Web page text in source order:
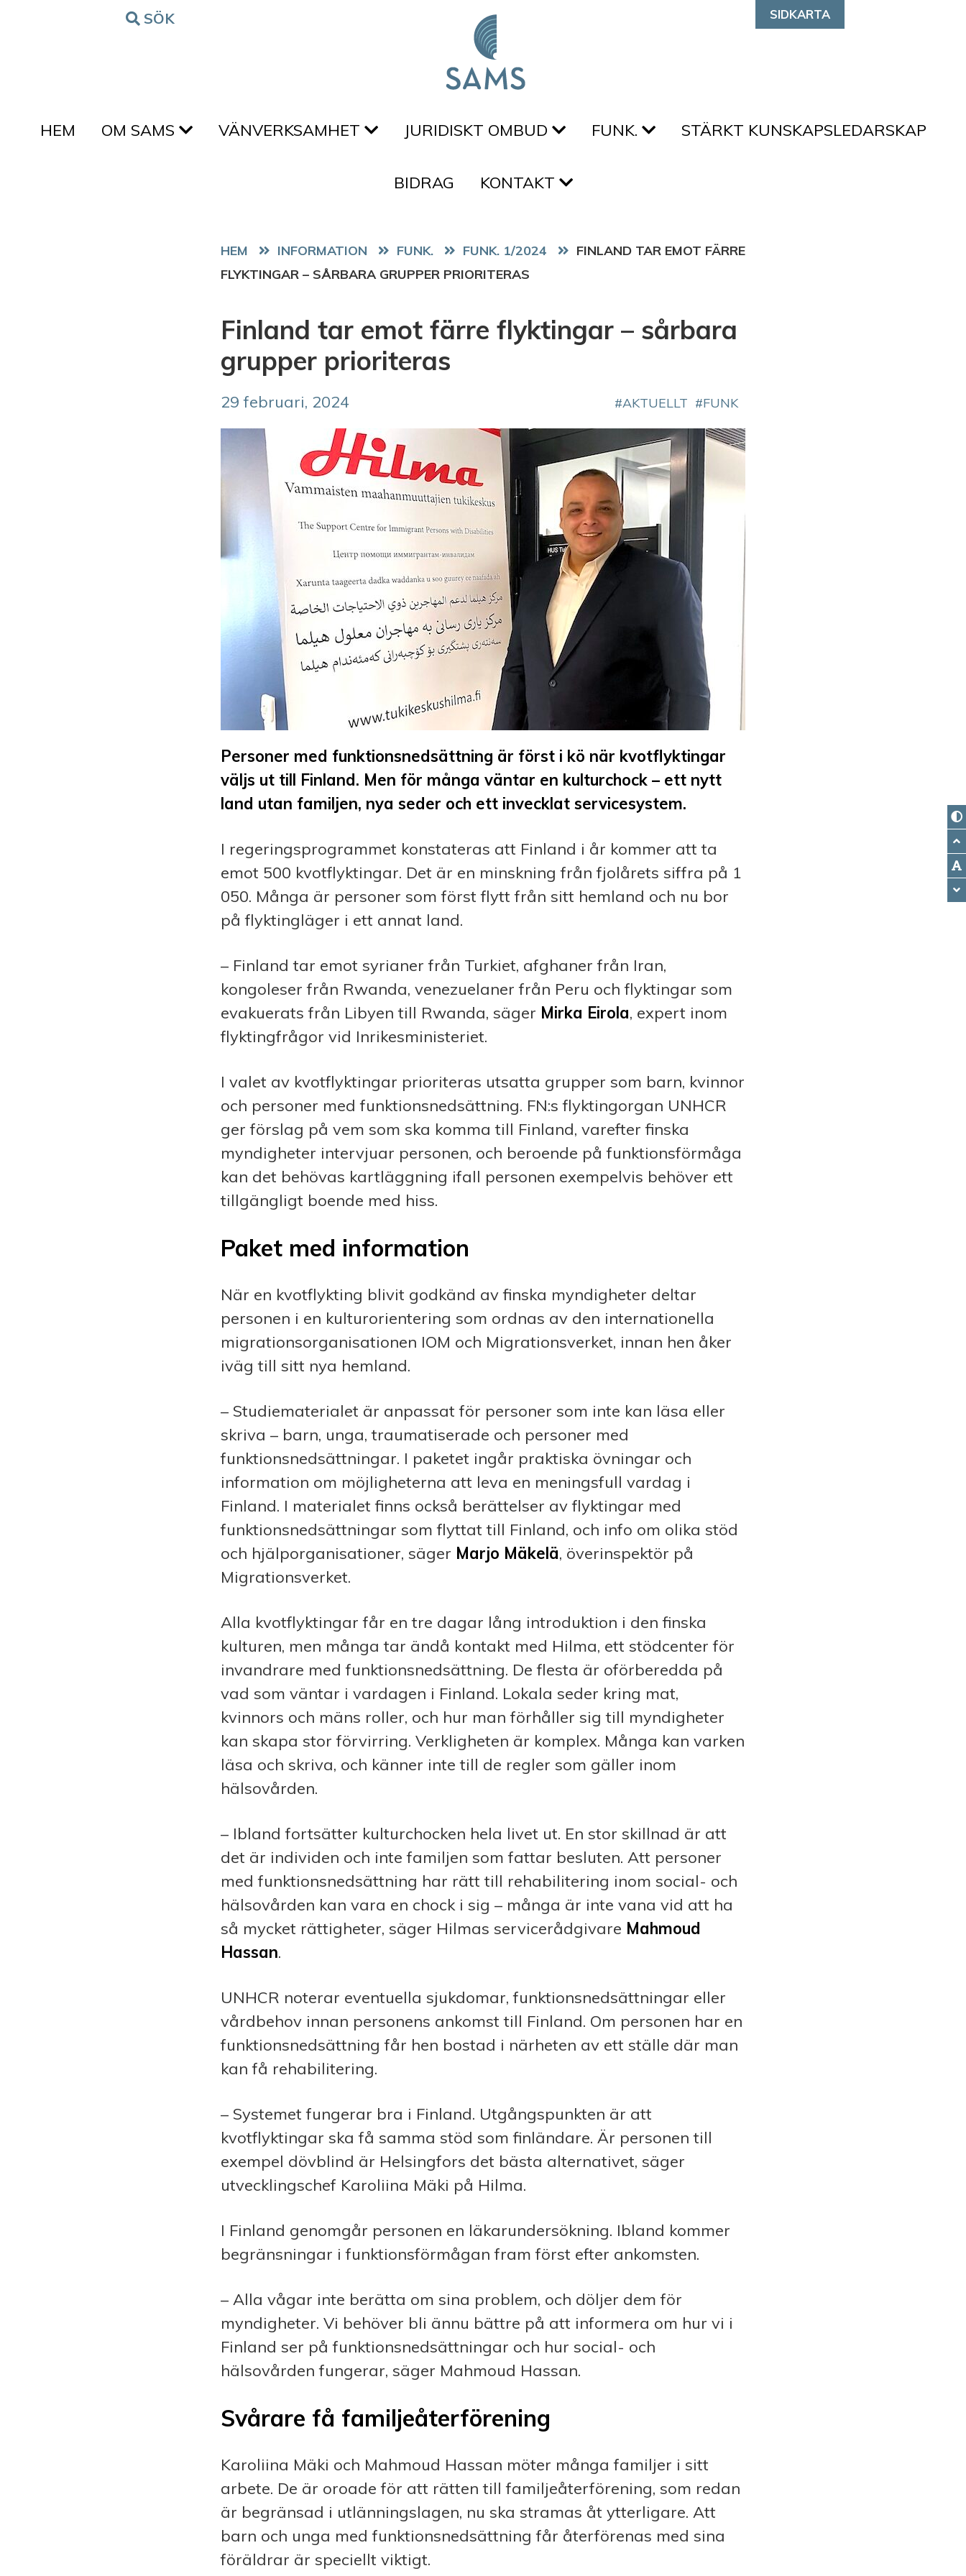
Hoppa till innehålletSÖK SIDKARTA
HEM OM SAMS VÄNVERKSAMHET JURIDISKT OMBUD FUNK. STÄRKT KUNSKAPSLEDARSKAP
BIDRAG KONTAKT
HEM FUNK. FUNK. 1/2024
FINLAND TAR EMOT FÄRRE
FLYKTINGAR – SÅRBARA GRUPPER PRIORITERAS
Finland tar emot färre flyktingar – sårbara
grupper prioriteras
29 februari, 2024 AKTUELLT FUNK
Personer med funktionsnedsättning är först i kö när kvotflyktingar
väljs ut till Finland. Men för många väntar en kulturchock – ett nytt
land utan familjen, nya seder och ett invecklat servicesystem.
I regeringsprogrammet konstateras att Finland i år kommer att ta
emot 500 kvotflyktingar. Det är en minskning från fjolårets siffra på 1
050. Många är personer som först flytt från sitt hemland och nu bor
på flyktingläger i ett annat land.
– Finland tar emot syrianer från Turkiet, afghaner från Iran,
kongoleser från Rwanda, venezuelaner från Peru och flyktingar som
evakuerats från Libyen till Rwanda, säger Mirka Eirola, expert inom
flyktingfrågor vid Inrikesministeriet.
I valet av kvotflyktingar prioriteras utsatta grupper som barn, kvinnor
och personer med funktionsnedsättning. FN:s flyktingorgan UNHCR
ger förslag på vem som ska komma till Finland, varefter finska
myndigheter intervjuar personen, och beroende på funktionsförmåga
kan det behövas kartläggning ifall personen exempelvis behöver ett
tillgängligt boende med hiss.
Paket med information
När en kvotflykting blivit godkänd av finska myndigheter deltar
personen i en kulturorientering som ordnas av den internationella
migrationsorganisationen IOM och Migrationsverket, innan hen åker
iväg till sitt nya hemland.
– Studiematerialet är anpassat för personer som inte kan läsa eller
skriva – barn, unga, traumatiserade och personer med
funktionsnedsättningar. I paketet ingår praktiska övningar och
information om möjligheterna att leva en meningsfull vardag i
Finland. I materialet finns också berättelser av flyktingar med
funktionsnedsättningar som flyttat till Finland, och info om olika stöd
och hjälporganisationer, säger Marjo Mäkelä, överinspektör på
Migrationsverket.
Alla kvotflyktingar får en tre dagar lång introduktion i den finska
kulturen, men många tar ändå kontakt med Hilma, ett stödcenter för
invandrare med funktionsnedsättning. De flesta är oförberedda på
vad som väntar i vardagen i Finland. Lokala seder kring mat,
kvinnors och mäns roller, och hur man förhåller sig till myndigheter
kan skapa stor förvirring. Verkligheten är komplex. Många kan varken
läsa och skriva, och känner inte till de regler som gäller inom
hälsovården.
– Ibland fortsätter kulturchocken hela livet ut. En stor skillnad är att
det är individen och inte familjen som fattar besluten. Att personer
med funktionsnedsättning har rätt till rehabilitering inom social- och
hälsovården kan vara en chock i sig – många är inte vana vid att ha
så mycket rättigheter, säger Hilmas servicerådgivare Mahmoud
Hassan.
UNHCR noterar eventuella sjukdomar, funktionsnedsättningar eller
vårdbehov innan personens ankomst till Finland. Om personen har en
funktionsnedsättning får hen bostad i närheten av ett ställe där man
kan få rehabilitering.
– Systemet fungerar bra i Finland. Utgångspunkten är att
kvotflyktingar ska få samma stöd som finländare. Är personen till
exempel dövblind är Helsingfors det bästa alternativet, säger
utvecklingschef Karoliina Mäki på Hilma.
I Finland genomgår personen en läkarundersökning. Ibland kommer
begränsningar i funktionsförmågan fram först efter ankomsten.
– Alla vågar inte berätta om sina problem, och döljer dem för
myndigheter. Vi behöver bli ännu bättre på att informera om hur vi i
Finland ser på funktionsnedsättningar och hur social- och
hälsovården fungerar, säger Mahmoud Hassan.
Svårare få familjeåterförening
Karoliina Mäki och Mahmoud Hassan möter många familjer i sitt
arbete. De är oroade för att rätten till familjeåterförening, som redan
är begränsad i utlänningslagen, nu ska stramas åt ytterligare. Att
barn och unga med funktionsnedsättning får återförenas med sina
föräldrar är speciellt viktigt.